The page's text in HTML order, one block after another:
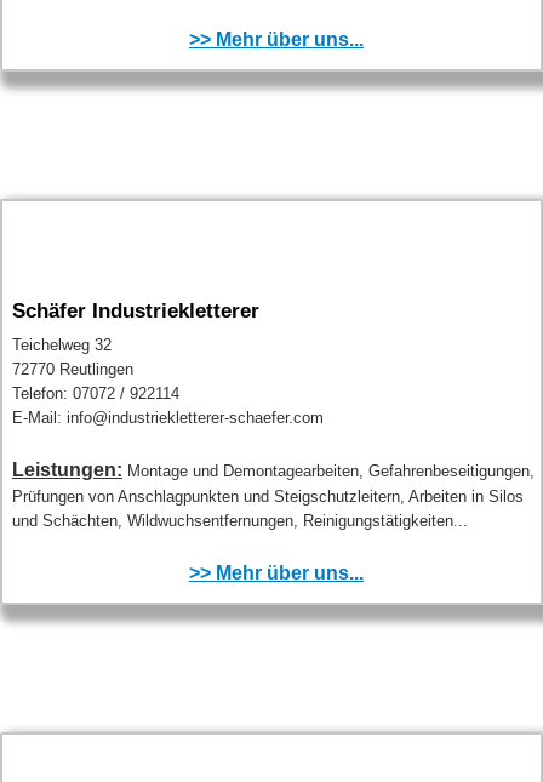
>> Mehr über uns...
Schäfer Industriekletterer
Teichelweg 32
72770 Reutlingen
Telefon: 07072 / 922114
E-Mail: info@industriekletterer-schaefer.com
Leistungen: Montage und Demontagearbeiten, Gefahrenbeseitigungen,
Prüfungen von Anschlagpunkten und Steigschutzleitern, Arbeiten in Silos
und Schächten, Wildwuchsentfernungen, Reinigungstätigkeiten...
>> Mehr über uns...